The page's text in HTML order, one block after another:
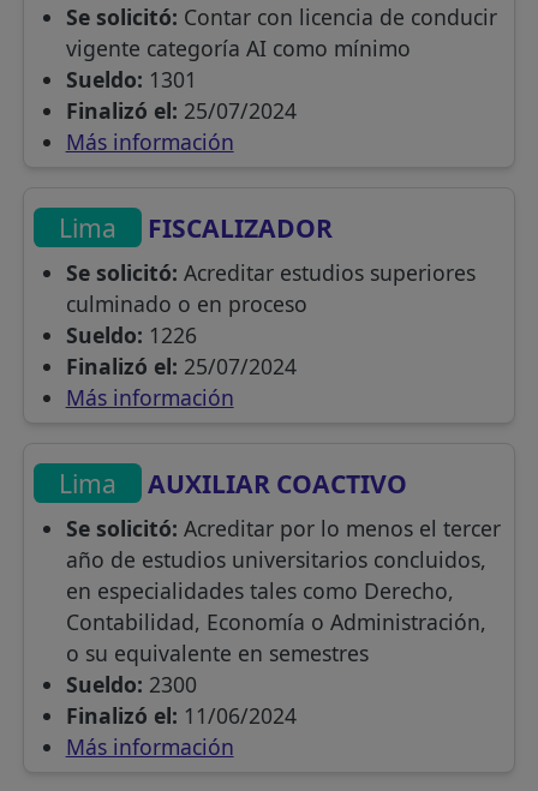
Se solicitó: Contar con licencia de conducir
vigente categoría AI como mínimo
Sueldo: 1301
Finalizó el: 25/07/2024
Más información
Lima FISCALIZADOR
Se solicitó: Acreditar estudios superiores
culminado o en proceso
Sueldo: 1226
Finalizó el: 25/07/2024
Más información
Lima AUXILIAR COACTIVO
Se solicitó: Acreditar por lo menos el tercer
año de estudios universitarios concluidos,
en especialidades tales como Derecho,
Contabilidad, Economía o Administración,
o su equivalente en semestres
Sueldo: 2300
Finalizó el: 11/06/2024
Más información